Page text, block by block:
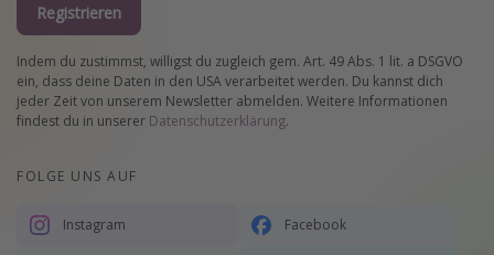
Registrieren
Indem du zustimmst, willigst du zugleich gem. Art. 49 Abs. 1 lit. a DSGVO
ein, dass deine Daten in den USA verarbeitet werden. Du kannst dich
jeder Zeit von unserem Newsletter abmelden. Weitere Informationen
findest du in unserer Datenschutzerklärung.
FOLGE UNS AUF
Instagram Facebook